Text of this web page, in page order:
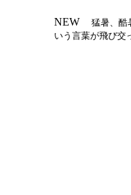
NEW
猛暑、酷
いう言葉が飛び交